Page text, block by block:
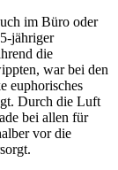
im Büro oder
jähriger
die
war bei den
euphorisches
Durch die Luft
bei allen für
vor die